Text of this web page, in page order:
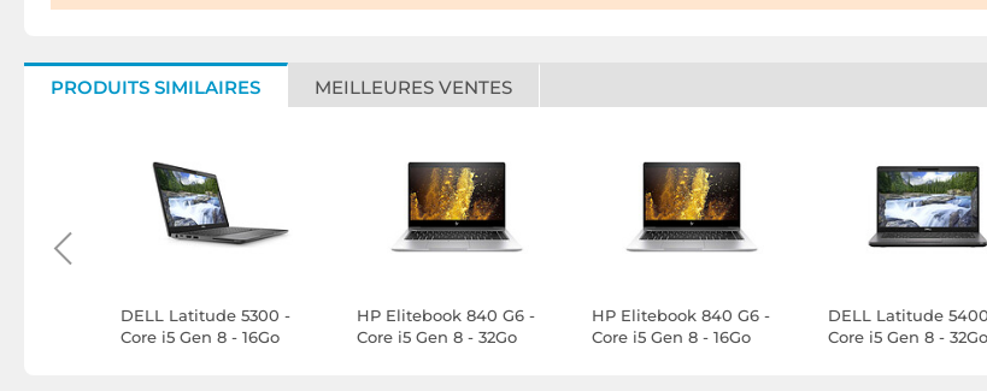
PRODUITS SIMILAIRES MEILLEURES VENTES
DELL Latitude 5300 -
Core i5 Gen 8 - 16Go
HP Elitebook 840 G6 -
Core i5 Gen 8 - 32Go
HP Elitebook 840 G6 -
Core i5 Gen 8 - 16Go
DELL Latitude
Core i5 Gen 8 - 32Go